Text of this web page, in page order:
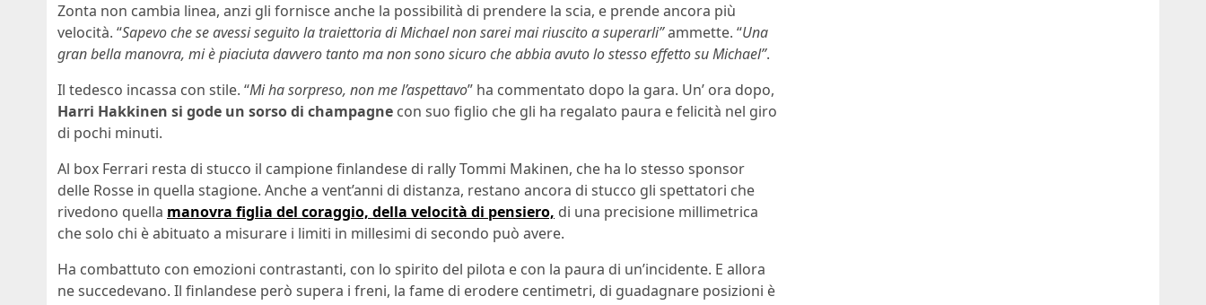
Zonta non cambia linea, anzi gli fornisce anche la possibilità di prendere la scia, e prende ancora più
velocità. “Sapevo che se avessi seguito la traiettoria di Michael non sarei mai riuscito a superarli”ammette. “Una
gran bella manovra, mi è piaciuta davvero tanto ma non sono sicuro che abbia avuto lo stesso effetto su Michael”.
Il tedesco incassa con stile. “Mi ha sorpreso, non me l’aspettavo” ha commentato dopo la gara. Un’ ora dopo,
Harri Hakkinen si gode un sorso di champagne con suo figlio che gli ha regalato paura e felicità nel giro
di pochi minuti.
Al box Ferrari resta di stucco il campione finlandese di rally Tommi Makinen, che ha lo stesso sponsor
delle Rosse in quella stagione. Anche a vent’anni di distanza, restano ancora di stucco gli spettatori che
rivedono quella manovra figlia del coraggio, della velocità di pensiero, di una precisione millimetrica
che solo chi è abituato a misurare i limiti in millesimi di secondo può avere.
Ha combattuto con emozioni contrastanti, con lo spirito del pilota e con la paura di un’incidente. E allora
ne succedevano. Il finlandese però supera i freni, la fame di erodere centimetri, di guadagnare posizioni è